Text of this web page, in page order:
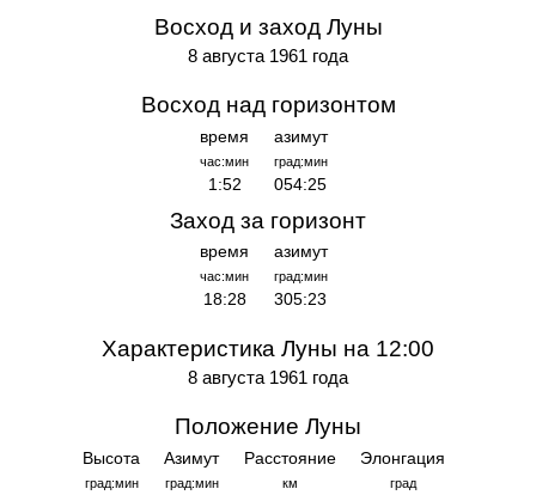
Восход и заход Луны
8 августа 1961 года
Восход над горизонтом
время
час:мин
1:52
азимут
град:мин
054:25
Заход за горизонт
время
час:мин
18:28
азимут
град:мин
305:23
Характеристика Луны на 12:00
8 августа 1961 года
Положение Луны
Высота
град:мин
Азимут
град:мин
Расстояние
км
Элонгация
град